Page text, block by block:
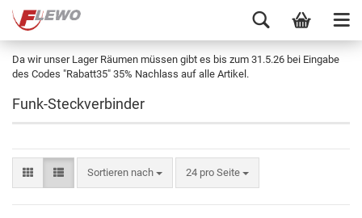
Da wir unser Lager Räumen müssen gibt es bis zum 31.5.26 bei Eingabe
des Codes "Rabatt35" 35% Nachlass auf alle Artikel.
Funk-Steckverbinder
Sortieren nach 24 pro Seite